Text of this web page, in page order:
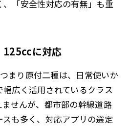
「安全性対応の有無」も重
125ccに対応
まり原付二種は、日常使いか
広く活用されているクラス
せんが、都市部の幹線道路
も多く、対応アプリの選定